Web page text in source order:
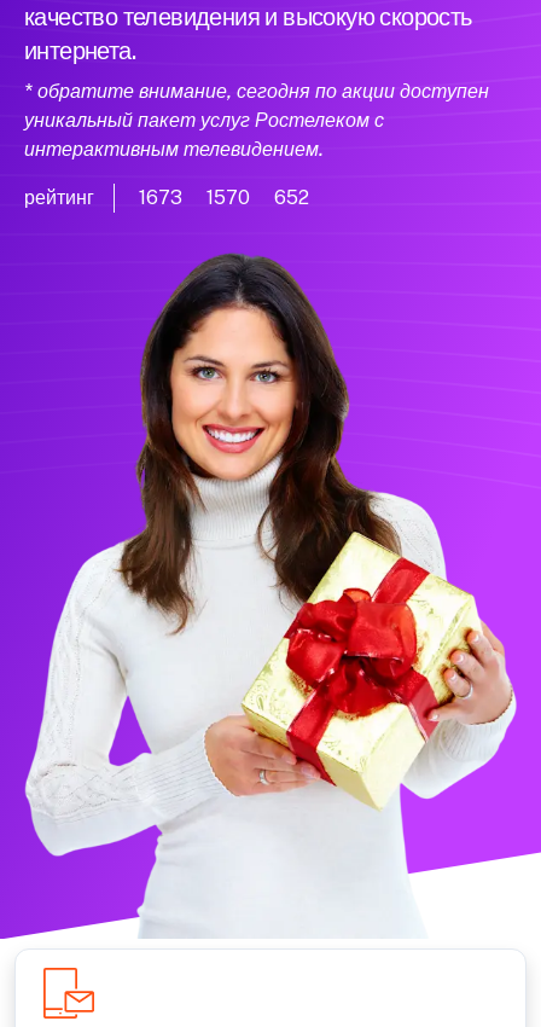
качество телевидения и высокую скорость
интернета.
* обратите внимание, сегодня по акции доступен
уникальный пакет услуг Ростелеком с
интерактивным телевидением.
рейтинг 1673 1570 652